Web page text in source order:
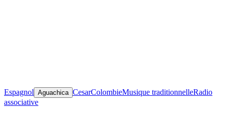
Espagnol Aguachica CesarColombieMusique traditionnelleRadio
associative